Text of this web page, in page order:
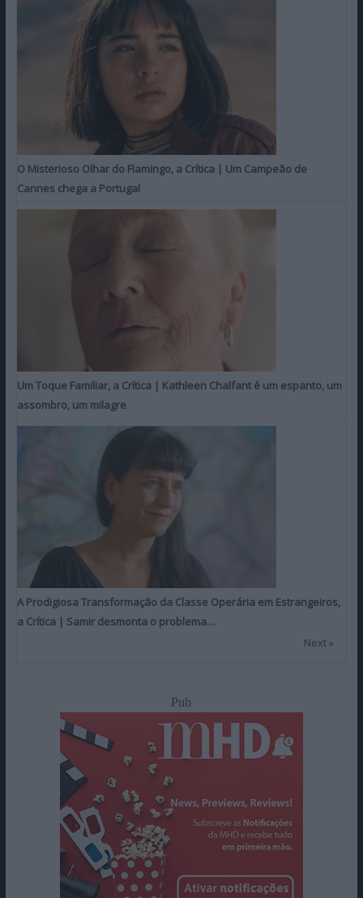
O Misterioso Olhar do Flamingo, a Crítica | Um Campeão de
Cannes chega a Portugal
Um Toque Familiar, a Crítica | Kathleen Chalfant é um espanto, um
assombro, um milagre
A Prodigiosa Transformação da Classe Operária em Estrangeiros,
a Crítica | Samir desmonta o problema…
Next »
Pub